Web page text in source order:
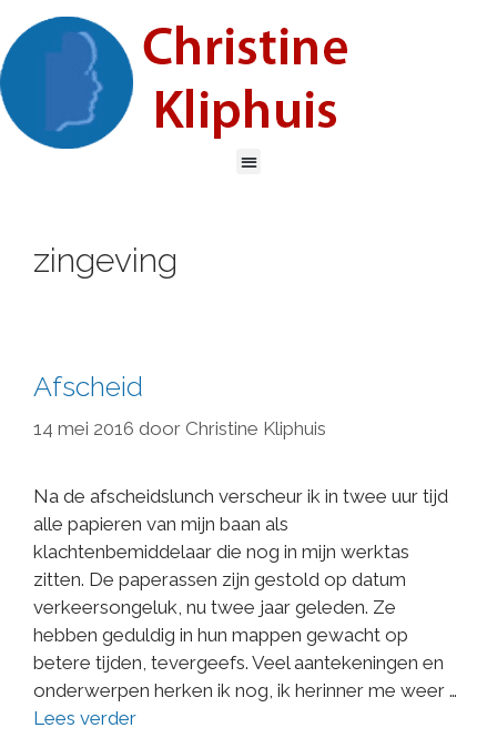
zingeving
Afscheid
14 mei 2016 door Christine Kliphuis
Na de afscheidslunch verscheur ik in twee uur tijd
alle papieren van mijn baan als
klachtenbemiddelaar die nog in mijn werktas
zitten. De paperassen zijn gestold op datum
verkeersongeluk, nu twee jaar geleden. Ze
hebben geduldig in hun mappen gewacht op
betere tijden, tevergeefs. Veel aantekeningen en
onderwerpen herken ik nog, ik herinner me weer …
Lees verder